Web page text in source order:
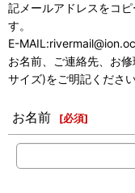
記メールアドレスをコ
す。
E-
お名前、ご連絡先、お
サイズ)をご明記ください
お名前 [必須]